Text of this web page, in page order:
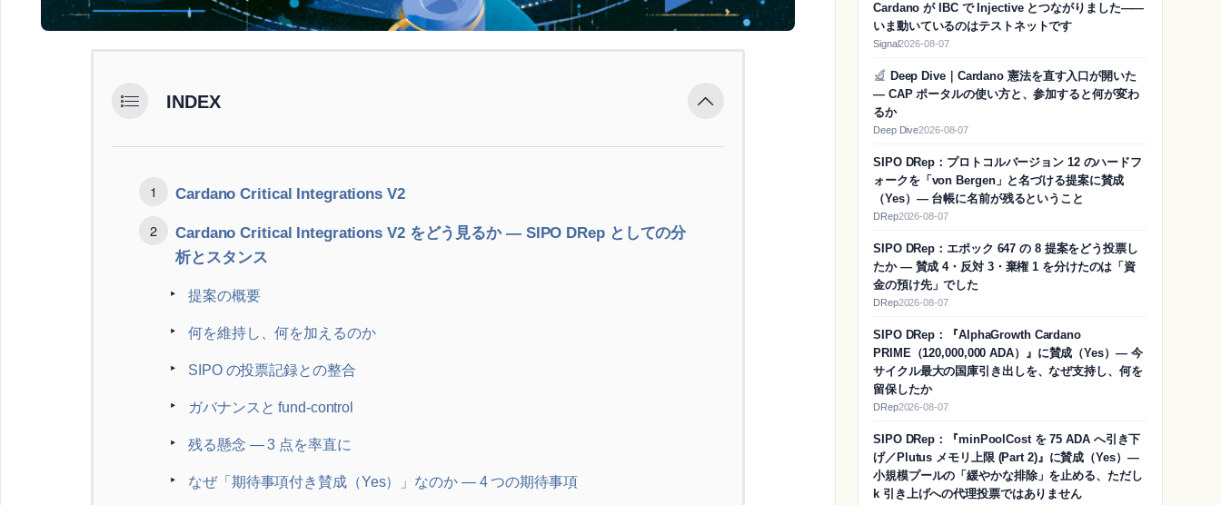
INDEX
Cardano Critical Integrations V2
Cardano Critical Integrations V2 をどう見るか ― SIPO DRep としての分
析とスタンス
提案の概要
何を維持し、何を加えるのか
SIPO の投票記録との整合
ガバナンスと fund-control
残る懸念 ― 3 点を率直に
なぜ「期待事項付き賛成（Yes）」なのか ― 4 つの期待事項
Cardano が IBC で Injective とつながりました——
いま動いているのはテストネットです
Signal2026-08-07
Deep Dive｜Cardano 憲法を直す入口が開いた
— CAP ポータルの使い方と、参加すると何が変わ
るか
Deep Dive2026-08-07
SIPO DRep：プロトコルバージョン 12 のハードフ
ォークを「von Bergen」と名づける提案に賛成
（Yes）― 台帳に名前が残るということ
DRep2026-08-07
SIPO DRep：エポック 647 の 8 提案をどう投票し
たか ― 賛成 4・反対 3・棄権 1 を分けたのは「資
金の預け先」でした
DRep2026-08-07
SIPO DRep：『AlphaGrowth Cardano
PRIME（120,000,000 ADA）』に賛成（Yes）― 今
サイクル最大の国庫引き出しを、なぜ支持し、何を
留保したか
DRep2026-08-07
SIPO DRep：『minPoolCost を 75 ADA へ引き下
げ／Plutus メモリ上限 (Part 2)』に賛成（Yes）―
小規模プールの「緩やかな排除」を止める、ただし
k 引き上げへの代理投票ではありません